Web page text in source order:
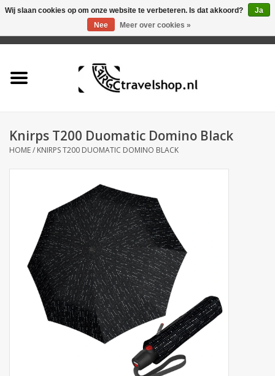
Tas
Accessoires
Business
Secrid portemonnee
Knirps T200 Duomatic Domino Black
HOME/ KNIRPS T200 DUOMATIC DOMINO BLACK
Wij slaan cookies op om onze website te verbeteren. Is dat akkoord?
Ja
Nee
Meer over cookies »